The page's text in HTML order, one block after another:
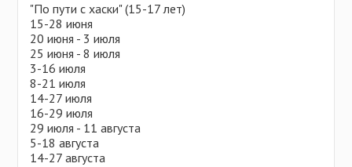
"По пути с хаски" (15-17 лет)
15-28 июня
20 июня - 3 июля
25 июня - 8 июля
3-16 июля
8-21 июля
14-27 июля
16-29 июля
29 июля - 11 августа
5-18 августа
14-27 августа